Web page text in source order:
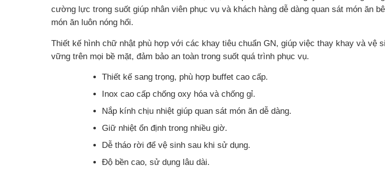
cường lực trong suốt giúp nhân viên phục vụ và khách hàng dễ dàng quan sát món ăn
món ăn luôn nóng hổi.
Thiết kế hình chữ nhật phù hợp với các khay tiêu chuẩn GN, giúp việc thay khay và vệ
vững trên mọi bề mặt, đảm bảo an toàn trong suốt quá trình phục vụ.
Thiết kế sang trọng, phù hợp buffet cao cấp.
Inox cao cấp chống oxy hóa và chống gỉ.
Nắp kính chịu nhiệt giúp quan sát món ăn dễ dàng.
Giữ nhiệt ổn định trong nhiều giờ.
Dễ tháo rời để vệ sinh sau khi sử dụng.
Độ bền cao, sử dụng lâu dài.